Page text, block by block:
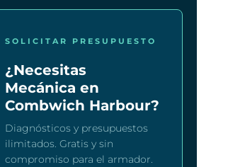
SOLICITAR PRESUPUESTO
¿Necesitas
Mecánica en
Combwich Harbour?
Diagnósticos y presupuestos
ilimitados. Gratis y sin
compromiso para el armador.